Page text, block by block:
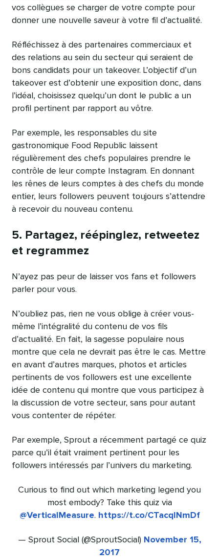
vos collègues se charger de votre compte pour
donner une nouvelle saveur à votre fil d’actualité.
Réfléchissez à des partenaires commerciaux et
des relations au sein du secteur qui seraient de
bons candidats pour un takeover. L’objectif d’un
takeover est d’obtenir une exposition donc, dans
l’idéal, choisissez quelqu’un dont le public a un
profil pertinent par rapport au vôtre.
Par exemple, les responsables du site
gastronomique Food Republic laissent
régulièrement des chefs populaires prendre le
contrôle de leur compte Instagram. En donnant
les rênes de leurs comptes à des chefs du monde
entier, leurs followers peuvent toujours s’attendre
à recevoir du nouveau contenu.
5. Partagez, réépinglez, retweetez
et regrammez
N’ayez pas peur de laisser vos fans et followers
parler pour vous.
N’oubliez pas, rien ne vous oblige à créer vous-
même l’intégralité du contenu de vos fils
d’actualité. En fait, la sagesse populaire nous
montre que cela ne devrait pas être le cas. Mettre
en avant d’autres marques, photos et articles
pertinents de vos followers est une excellente
idée de contenu qui montre que vous participez à
la discussion de votre secteur, sans pour autant
vous contenter de répéter.
Par exemple, Sprout a récemment partagé ce quiz
parce qu’il était vraiment pertinent pour les
followers intéressés par l’univers du marketing.
Curious to find out which marketing legend you
most embody? Take this quiz via
@VerticalMeasure. https://t.co/CTacqINmDf
— Sprout Social (@SproutSocial) November 15,
2017